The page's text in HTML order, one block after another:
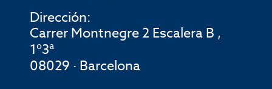
Dirección:
Carrer Montnegre 2 Escalera B ,
1º3ª
08029 · Barcelona